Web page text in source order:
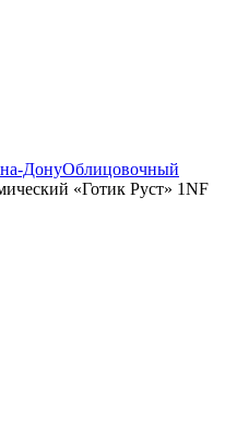
ДонуОблицовочный
«Готик Руст» 1NF